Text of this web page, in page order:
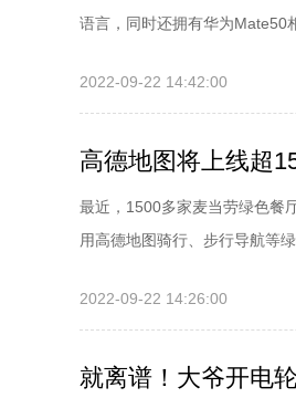
语言，同时还拥有华为Mate50
2022-09-22 14:42:00
高德地图将上线超
最近，1500多家麦当劳绿色餐
用高德地图骑行、步行导航等
2022-09-22 14:26:00
就离谱！大爷开电